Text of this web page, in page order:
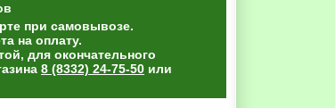
при самовывозе.
на оплату.
для окончательного
8 (8332) 24-75-50 или